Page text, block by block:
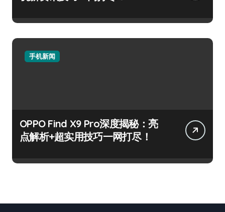
手机新闻
OPPO Find X9 Pro深度揭秘：亮
点解析+超实用技巧一网打尽！